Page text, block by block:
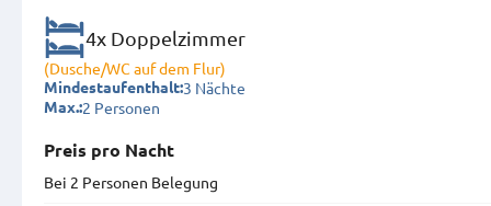
4x Doppelzimmer
(Dusche/WC auf dem Flur)
Mindestaufenthalt:3 Nächte
Max.:2 Personen
Preis pro Nacht
Bei 2 Personen Belegung